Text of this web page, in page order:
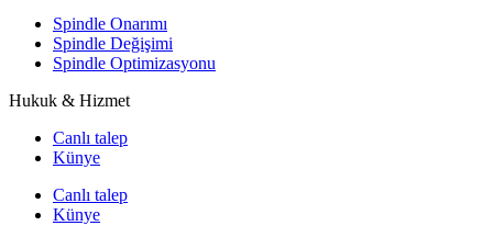
Spindle Onarımı
Spindle Değişimi
Spindle Optimizasyonu
Hukuk & Hizmet
Canlı talep
Künye
Canlı talep
Künye